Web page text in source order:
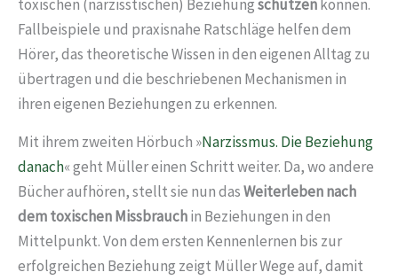
toxischen (narzisstischen) Beziehungschützenkönnen.
Fallbeispiele und praxisnahe Ratschläge helfen dem
Hörer, das theoretische Wissen in den eigenen Alltag zu
übertragen und die beschriebenen Mechanismen in
ihren eigenen Beziehungen zu erkennen.
Mit ihrem zweiten Hörbuch »Narzissmus. Die Beziehung
danach« geht Müller einen Schritt weiter. Da, wo andere
Bücher aufhören, stellt sie nun dasWeiterleben nach
dem toxischen Missbrauchin Beziehungen in den
Mittelpunkt. Von dem ersten Kennenlernen bis zur
erfolgreichen Beziehung zeigt Müller Wege auf, damit